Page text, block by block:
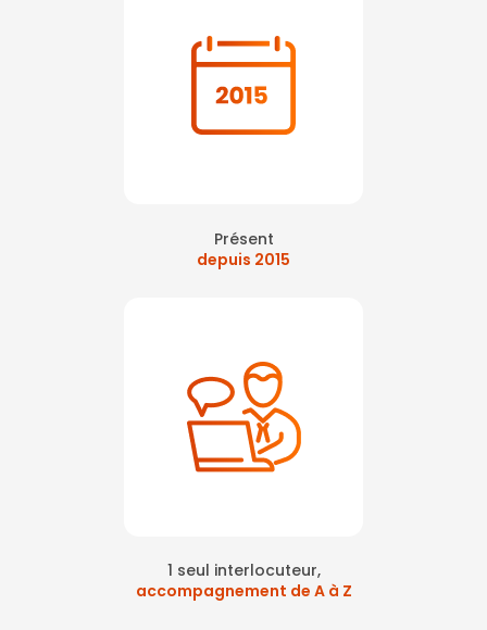
Présent
depuis 2015
1 seul interlocuteur,
accompagnement de A à Z